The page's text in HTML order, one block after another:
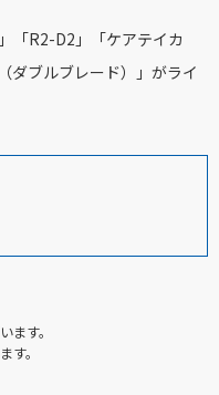
「R2-D2」「ケアテイカ
ダブルブレード）」がライ
ます。
す。